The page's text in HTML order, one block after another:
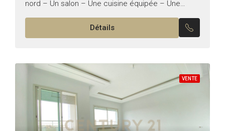
nord – Un salon – Une cuisine équipée – Une
chambres à coucher – Une salle...
Détails
VENTE